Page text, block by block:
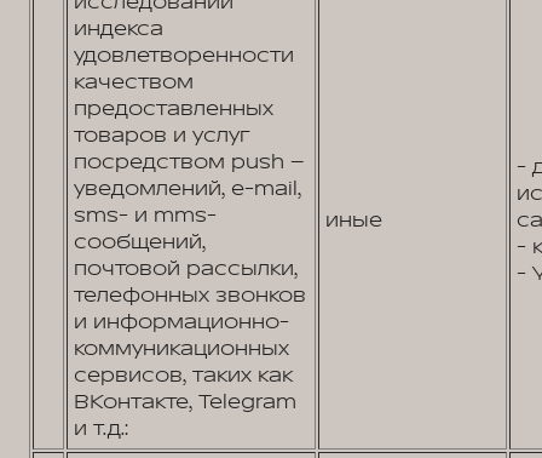
индекса
удовлетворенности
качеством
предоставленных
товаров и услуг
посредством push –
уведомлений, e-mail,
sms- и mms-
сообщений,
почтовой рассылки,
телефонных звонков
и информационно-
коммуникационных
сервисов, таких как
ВКонтакте, Telegram
и т.д.:
иные
-
-
-